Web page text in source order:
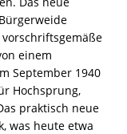
einem
September 1940
Hochsprung,
praktisch neue
was heute etwa